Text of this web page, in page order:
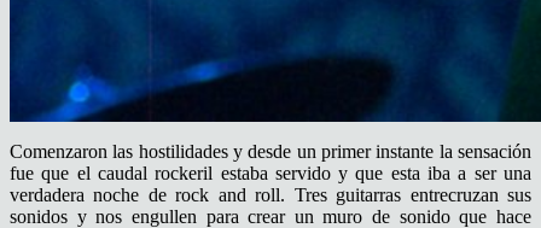
Comenzaron las hostilidades y desde un primer instante la sensación
fue que el caudal rockeril estaba servido y que esta iba a ser una
verdadera noche de rock and roll. Tres guitarras entrecruzan sus
sonidos y nos engullen para crear un muro de sonido que hace